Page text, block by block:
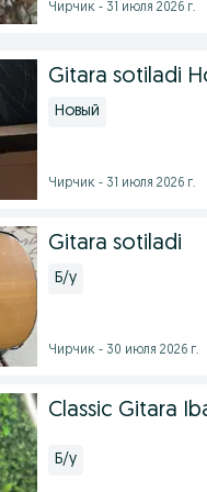
Чирчик - 31 июля 2026 г.
Gitara sotiladi
Новый
Чирчик - 31 июля 2026 г.
Gitara sotiladi
Б/у
Чирчик - 30 июля 2026 г.
Classic Gitara
Б/у